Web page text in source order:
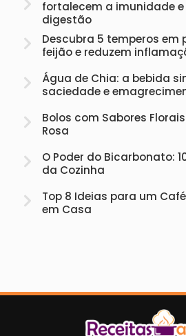
fortalecem a imunidade
digestão
Descubra 5 temperos em
feijão e reduzem
Água de Chia: a bebida
saciedade e
Bolos com Sabores
Rosa
O Poder do Bicarbonato:
da Cozinha
Top 8 Ideias para um
em Casa